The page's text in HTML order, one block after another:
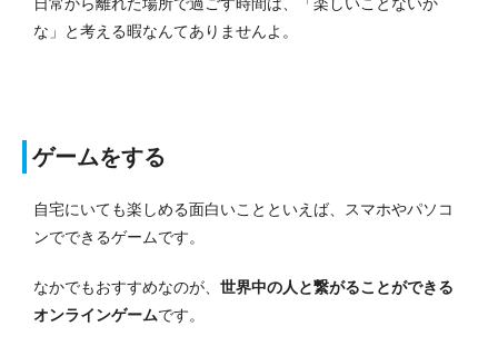
な」と考える暇なんてありませんよ。
ゲームをする
自宅にいても楽しめる面白いことといえば、スマホやパソコ
ンでできるゲームです。
なかでもおすすめなのが、 世界中の人と繋がることができる
オンラインゲームです。